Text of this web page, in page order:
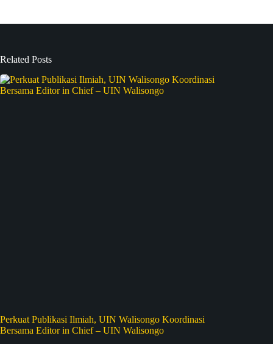
Related Posts
Perkuat Publikasi Ilmiah, UIN Walisongo Koordinasi
Bersama Editor in Chief – UIN Walisongo